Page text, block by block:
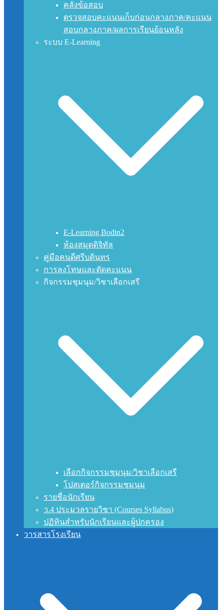
คลังข้อสอบ
ตรวจสอบคะแนนเก็บก่อนกลางภาค/คะแนน
สอบกลางภาค/ผลการเรียนย้อนหลัง
ระบบ E-Learning
E-Learning Bodin2
ห้องสมุดดิจิทัล
คู่มือคนดีศรีบดินทร
การลงโทษและตัดคะแนน
กิจกรรมชุมนุม/วิชาเลือกเสรี
เลือกกิจกรรมชุมนุม/วิชาเลือกเสรี
โปสเตอร์กิจกรรมชุมนุม
รายชื่อนักเรียน
ว.4 ประมวลรายวิชา (Courses Syllabus)
ปฏิทินสำหรับนักเรียนและผู้ปกครอง
วารสารโรงเรียน